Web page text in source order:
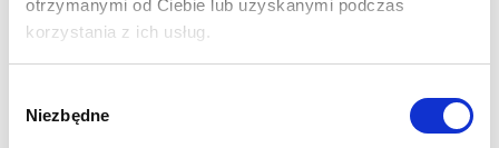
otrzymanymi od Ciebie lub uzyskanymi podczas
korzystania z ich usług.
zgody
Niezbędne
350 (gł)
Aluminiowy profil anodowany 80 mm
Grafika jednostronna lub dwustronna do wyboru
Szybki montaż bez narzędzi